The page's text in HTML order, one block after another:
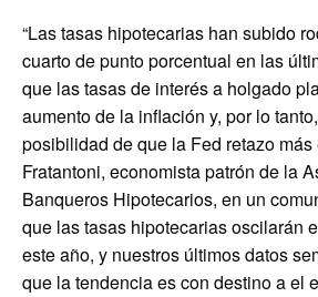
“Las tasas hipotecarias han subido
cuarto de punto porcentual en las
que las tasas de interés a holgado
aumento de la inflación y, por lo
posibilidad de que la Fed retazo más
Fratantoni, economista patrón de la
Banqueros Hipotecarios, en un
que las tasas hipotecarias oscilarán
este año, y nuestros últimos datos
que la tendencia es con destino a el